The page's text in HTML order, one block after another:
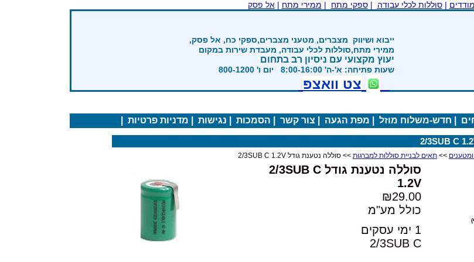
|סוללות לכלי עבודה |ספקי מתח | ממירי מתח |אל פסק
ייבוא ושיווק מצברים, מטעני מצברים,ספקי כח, אל פסק,
ממירי מתח,סוללות לכלי עבודה, מעבדת שירות במקום
יעוץ מקצועי עם ניסיון רב בתחום
שעות פתיחה: א'-ה' 8:00-16:00 יום ו' 800-1200
צט וואצפ
חדש-משלוח מוזל מפת הגעה צור קשר הסמכות נגישות מדניות פרטיות
>> תאים לבניית סוללות למברגות >> סוללה נטענת גודל 2/3SUB C 1.2V
סוללה נטענת גודל 2/3SUB C
1.2V
₪29.00
כולל מע"מ
1 ימי עסקים
2/3SUB C